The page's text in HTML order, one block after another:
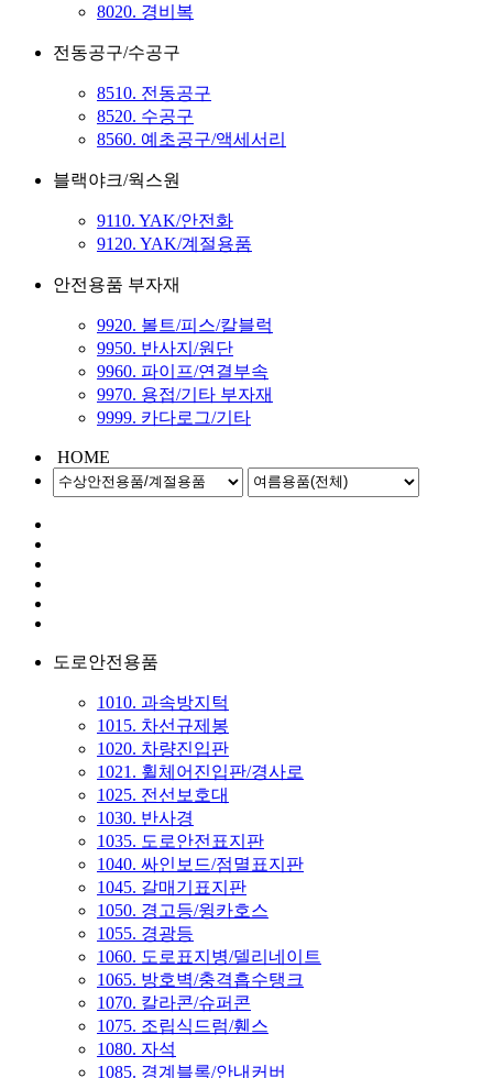
8020. 경비복
전동공구/수공구
8510. 전동공구
8520. 수공구
8560. 예초공구/액세서리
블랙야크/웍스원
9110. YAK/안전화
9120. YAK/계절용품
안전용품 부자재
9920. 볼트/피스/칼블럭
9950. 반사지/원단
9960. 파이프/연결부속
9970. 용접/기타 부자재
9999. 카다로그/기타
HOME
도로안전용품
1010. 과속방지턱
1015. 차선규제봉
1020. 차량진입판
1021. 휠체어진입판/경사로
1025. 전선보호대
1030. 반사경
1035. 도로안전표지판
1040. 싸인보드/점멸표지판
1045. 갈매기표지판
1050. 경고등/윙카호스
1055. 경광등
1060. 도로표지병/델리네이트
1065. 방호벽/충격흡수탱크
1070. 칼라콘/슈퍼콘
1075. 조립식드럼/휀스
1080. 자석
1085. 경계블록/안내커버